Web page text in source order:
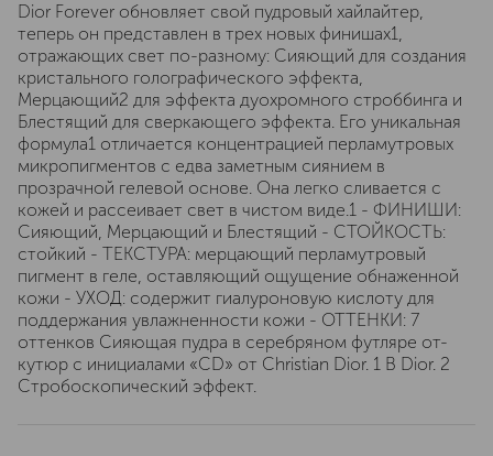
Dior Forever обновляет свой пудровый хайлайтер,
теперь он представлен в трех новых финишах1,
отражающих свет по-разному: Сияющий для создания
кристального голографического эффекта,
Мерцающий2 для эффекта дуохромного строббинга и
Блестящий для сверкающего эффекта. Его уникальная
формула1 отличается концентрацией перламутровых
микропигментов с едва заметным сиянием в
прозрачной гелевой основе. Она легко сливается с
кожей и рассеивает свет в чистом виде.1 - ФИНИШИ:
Сияющий, Мерцающий и Блестящий - СТОЙКОСТЬ:
стойкий - ТЕКСТУРА: мерцающий перламутровый
пигмент в геле, оставляющий ощущение обнаженной
кожи - УХОД: содержит гиалуроновую кислоту для
поддержания увлажненности кожи - ОТТЕНКИ: 7
оттенков Сияющая пудра в серебряном футляре от-
кутюр с инициалами «CD» от Christian Dior. 1 В Dior. 2
Стробоскопический эффект.